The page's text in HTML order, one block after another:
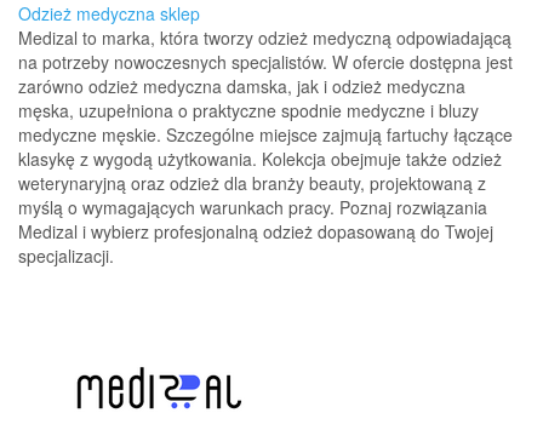
Odzież medyczna sklep
Medizal to marka, która tworzy odzież medyczną odpowiadającą
na potrzeby nowoczesnych specjalistów. W ofercie dostępna jest
zarówno odzież medyczna damska, jak i odzież medyczna
męska, uzupełniona o praktyczne spodnie medyczne i bluzy
medyczne męskie. Szczególne miejsce zajmują fartuchy łączące
klasykę z wygodą użytkowania. Kolekcja obejmuje także odzież
weterynaryjną oraz odzież dla branży beauty, projektowaną z
myślą o wymagających warunkach pracy. Poznaj rozwiązania
Medizal i wybierz profesjonalną odzież dopasowaną do Twojej
specjalizacji.